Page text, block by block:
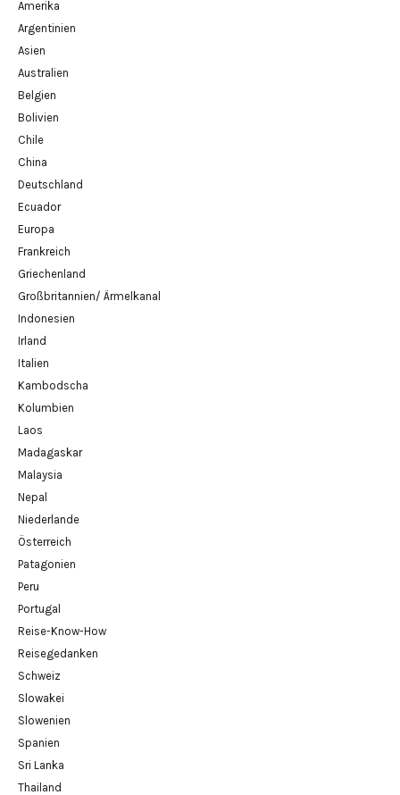
Amerika
Argentinien
Asien
Australien
Belgien
Bolivien
Chile
China
Deutschland
Ecuador
Europa
Frankreich
Griechenland
Großbritannien/ Ärmelkanal
Indonesien
Irland
Italien
Kambodscha
Kolumbien
Laos
Madagaskar
Malaysia
Nepal
Niederlande
Österreich
Patagonien
Peru
Portugal
Reise-Know-How
Reisegedanken
Schweiz
Slowakei
Slowenien
Spanien
Sri Lanka
Thailand